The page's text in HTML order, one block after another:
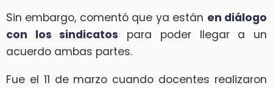
Sin embargo, comentó que ya están en diálogo
con los sindicatos para poder llegar a un
acuerdo ambas partes.
Fue el 11 de marzo cuando docentes realizaron